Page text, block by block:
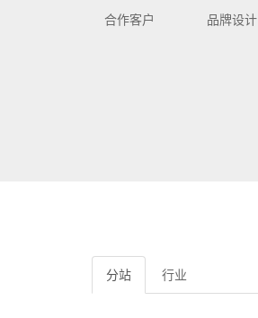
合作客户 品牌设计
分站 行业